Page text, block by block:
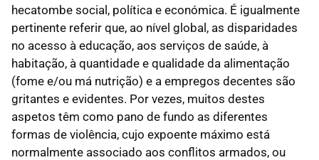
hecatombe social, política e económica. É igualmente
pertinente referir que, ao nível global, as disparidades
no acesso à educação, aos serviços de saúde, à
habitação, à quantidade e qualidade da alimentação
(fome e/ou má nutrição) e a empregos decentes são
gritantes e evidentes. Por vezes, muitos destes
aspetos têm como pano de fundo as diferentes
formas de violência, cujo expoente máximo está
normalmente associado aos conflitos armados, ou